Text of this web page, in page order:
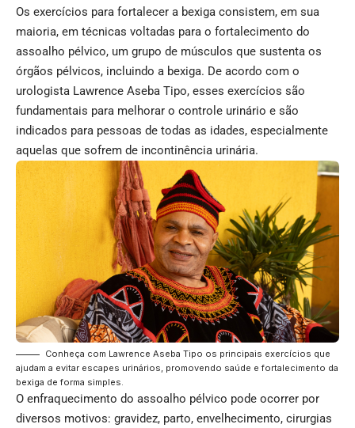
Os exercícios para fortalecer a bexiga consistem, em sua
maioria, em técnicas voltadas para o fortalecimento do
assoalho pélvico, um grupo de músculos que sustenta os
órgãos pélvicos, incluindo a bexiga. De acordo com o
urologista Lawrence Aseba Tipo, esses exercícios são
fundamentais para melhorar o controle urinário e são
indicados para pessoas de todas as idades, especialmente
aquelas que sofrem de incontinência urinária.
Conheça com Lawrence Aseba Tipo os principais exercícios que
ajudam a evitar escapes urinários, promovendo saúde e fortalecimento da
bexiga de forma simples.
O enfraquecimento do assoalho pélvico pode ocorrer por
diversos motivos: gravidez, parto, envelhecimento, cirurgias